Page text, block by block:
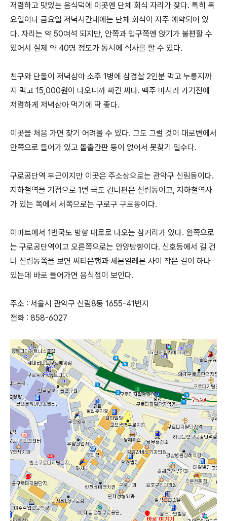
저렴하고 맛있는 음식덕에 이곳엔 단체 회식 자리가 잦다. 특히 목
요일이나 금요일 저녁시간대에는 단체 회식이 자주 예약되어 있
다. 자리는 약 50여석 되지만, 안쪽과 입구쪽엔 앉기가 불편할 수
있어서 실제 약 40명 정도가 동시에 식사를 할 수 있다.
친구와 단둘이 저녁삼아 소주 1병에 삼겹살 2인분 먹고 누룽지까
지 먹고 15,000원이 나오니까 싸긴 싸다. 맥주 마시러 가기전에
저렴하게 저녁삼아 먹기에 딱 좋다.
이곳을 처음 가면 찾기 어려울 수 있다. 그도 그럴 것이 대로변에서
안쪽으로 들어가 있고 돌출간판 등이 없어서 못찾기 일수다.
구로공단역 부근이지만 이곳은 주소상으로는 관악구 신림동이다.
지하철역을 기점으로 1번 국도 건너편은 신림동이고, 지하철역사
가 있는 쪽에서 서쪽으로는 구로구 구로동이다.
이마트에서 1번국도 방향 대로로 나오는 삼거리가 있다. 왼쪽으로
는 구로공단역이고 오른쪽으로는 안양방향이다. 신호등에서 길 건
너 신림동쪽을 보면 씨티은행과 세븐일레븐 사이 작은 길이 하나
있는데 바로 들어가면 음식점이 보인다.
주소 : 서울시 관악구 신림8동 1655-41번지
전화 : 858-6027